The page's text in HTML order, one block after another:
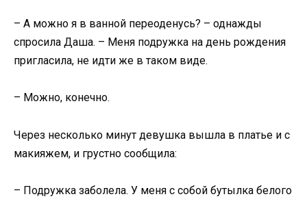
– А можно я в ванной переоденусь? – однажды
спросила Даша. – Меня подружка на день рождения
пригласила, не идти же в таком виде.
– Можно, конечно.
Через несколько минут девушка вышла в платье и с
макияжем, и грустно сообщила:
– Подружка заболела. У меня с собой бутылка белого